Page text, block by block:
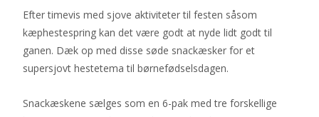
Efter timevis med sjove aktiviteter til festen såsom
kæphestespring kan det være godt at nyde lidt godt til
ganen. Dæk op med disse søde snackæsker for et
supersjovt hestetema til børnefødselsdagen.
Snackæskene sælges som en 6-pak med tre forskellige